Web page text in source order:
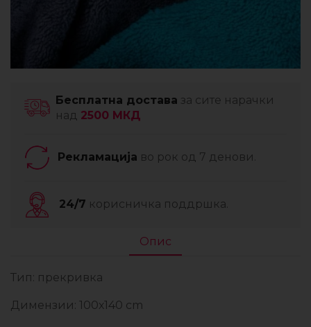
Бесплатна достава за сите нарачки
над 2500 МКД
Рекламација во рок од 7 денови.
24/7 корисничка поддршка.
Опис
Тип: прекривка
Димензии: 100х140 cm